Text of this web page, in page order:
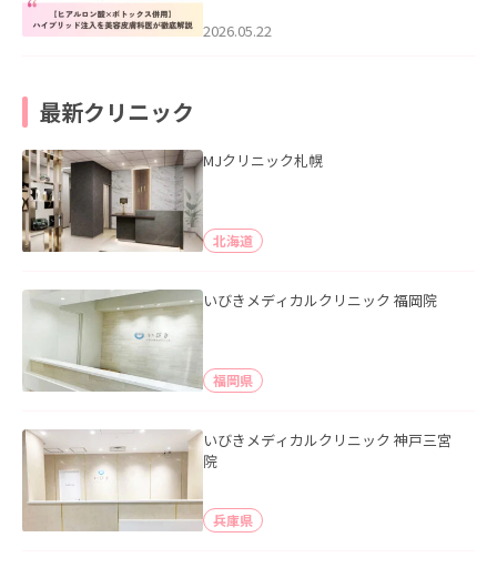
た。
2026.05.22
最新クリニック
MJクリニック札幌
北海道
いびきメディカルクリニック 福岡院
福岡県
いびきメディカルクリニック 神戸三宮
院
兵庫県